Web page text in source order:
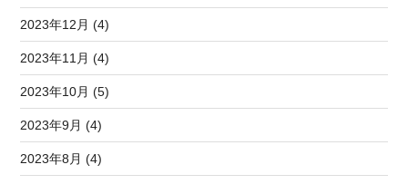
2023年12月 (4)
2023年11月 (4)
2023年10月 (5)
2023年9月 (4)
2023年8月 (4)